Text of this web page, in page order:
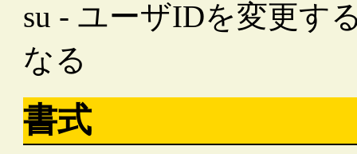
su - ユーザIDを変更す
なる
書式